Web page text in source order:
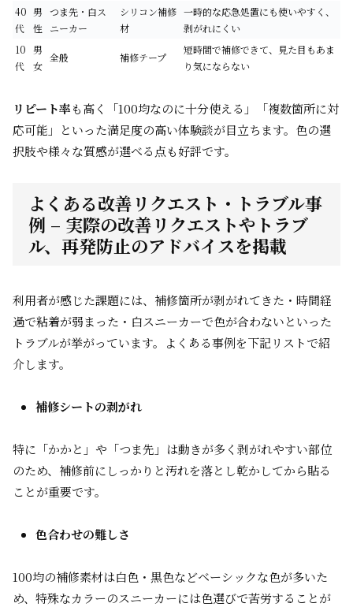
40
代
男
性
つま先・白ス
ニーカー
シリコン補修
材
一時的な応急処置にも使いやすく、
剥がれにくい
10
代
男
女
全般 補修テープ
短時間で補修できて、見た目もあま
り気にならない
リピート率も高く「100均なのに十分使える」「複数箇所に対
応可能」といった満足度の高い体験談が目立ちます。色の選
択肢や様々な質感が選べる点も好評です。
よくある改善リクエスト・トラブル事
例 – 実際の改善リクエストやトラブ
ル、再発防止のアドバイスを掲載
利用者が感じた課題には、補修箇所が剥がれてきた・時間経
過で粘着が弱まった・白スニーカーで色が合わないといった
トラブルが挙がっています。よくある事例を下記リストで紹
介します。
補修シートの剥がれ
特に「かかと」や「つま先」は動きが多く剥がれやすい部位
のため、補修前にしっかりと汚れを落とし乾かしてから貼る
ことが重要です。
色合わせの難しさ
100均の補修素材は白色・黒色などベーシックな色が多いた
め、特殊なカラーのスニーカーには色選びで苦労することが